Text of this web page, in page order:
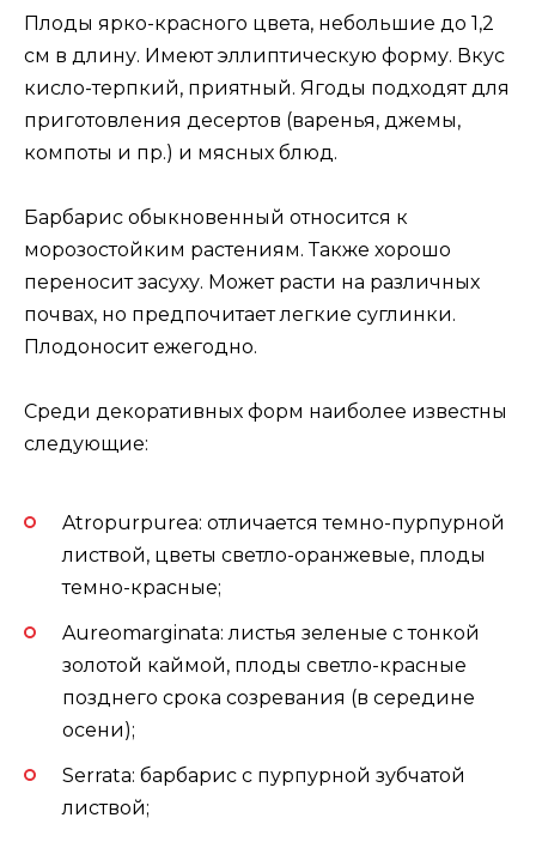
Плоды ярко-красного цвета, небольшие до 1,2
см в длину. Имеют эллиптическую форму. Вкус
кисло-терпкий, приятный. Ягоды подходят для
приготовления десертов (варенья, джемы,
компоты и пр.) и мясных блюд.
Барбарис обыкновенный относится к
морозостойким растениям. Также хорошо
переносит засуху. Может расти на различных
почвах, но предпочитает легкие суглинки.
Плодоносит ежегодно.
Среди декоративных форм наиболее известны
следующие:
Atropurpurea: отличается темно-пурпурной
листвой, цветы светло-оранжевые, плоды
темно-красные;
Aureomarginata: листья зеленые с тонкой
золотой каймой, плоды светло-красные
позднего срока созревания (в середине
осени);
Serrata: барбарис с пурпурной зубчатой
листвой;